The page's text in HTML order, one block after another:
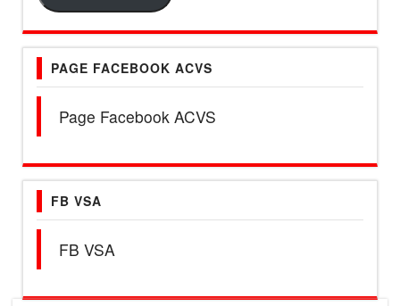
PAGE FACEBOOK ACVS
Page Facebook ACVS
FB VSA
FB VSA